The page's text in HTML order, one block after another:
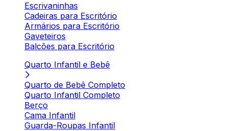
Escrivaninhas
Cadeiras para Escritório
Armários para Escritório
Gaveteiros
Balcões para Escritório
Quarto Infantil e Bebê
Quarto de Bebê Completo
Quarto Infantil Completo
Berço
Cama Infantil
Guarda-Roupas Infantil